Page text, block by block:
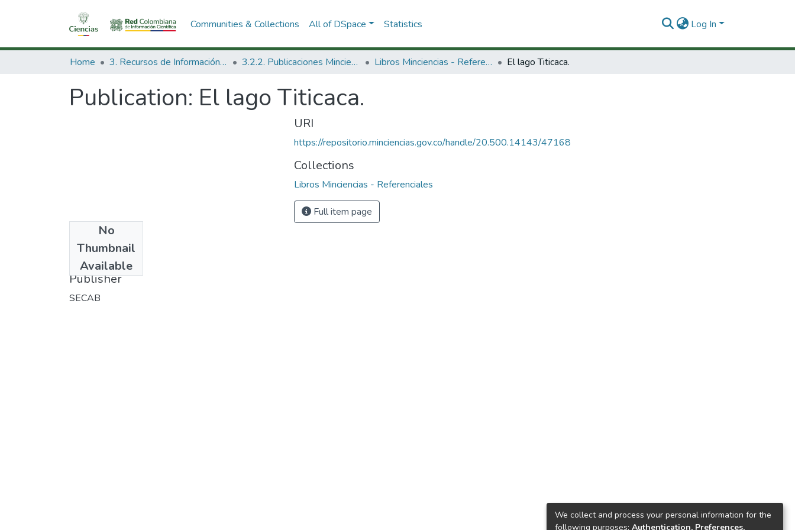
Communities & Collections All of DSpace Statistics Log In
Home 3. Recursos de Información Científica y Tecnológica 3.2.2. Publicaciones Minciencias Libros Minciencias - Referenciales El lago Titicaca.
Publication: El lago Titicaca.
No
Thumbnail
Available
1992
Publisher
SECAB
URI
https://repositorio.minciencias.gov.co/handle/20.500.14143/47168
Collections
Libros Minciencias - Referenciales
Full item page
We collect and process your personal information for the
following purposes: Authentication, Preferences,